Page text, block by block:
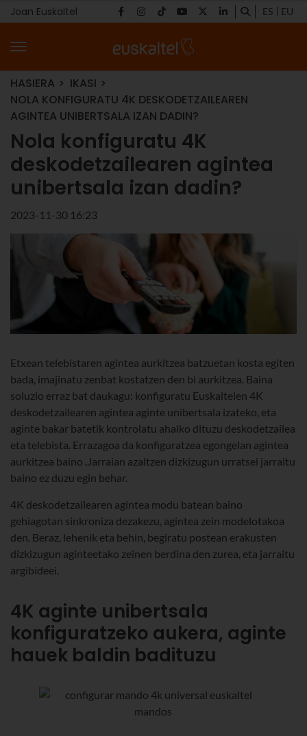
Joan Euskaltel ES EU
HASIERA
IKASI
NOLA KONFIGURATU 4K DESKODETZAILEAREN
AGINTEA UNIBERTSALA IZAN DADIN?
Nola konfiguratu 4K
deskodetzailearen agintea
unibertsala izan dadin?
2023-11-30 16:23
Etxean telebistaren agintea aurkitzea batzuetan kosta egiten
bada, imajinatu zenbat kostatzen den bi aurkitzea. Baina
soluzio erraz bat daukagu: konfiguratu Euskaltelen 4K
deskodetzailearen agintea aginte unibertsala izateko, eta
aginte bakar batetik kontrolatu ahalko dituzu deskodetzailea
eta telebista. Errazagoa da konfiguratzea egongelan agintea
aurkitzea baino .Jarraian azaltzen dizkizugun urratsei jarraitu
baino ez duzu egin behar.
4K deskodetzailearen agintea modu batean baino
gehiagotan sinkroniza dezakezu, agintea zein modelotakoa
den. Beraz, lehenik eta behin, begiratu postean erakusten
dizkizugun aginteetako zeinen berdina den zurea, eta jarraitu
argibideei.
4K aginte unibertsala
konfiguratzeko aukera, aginte
hauek baldin badituzu